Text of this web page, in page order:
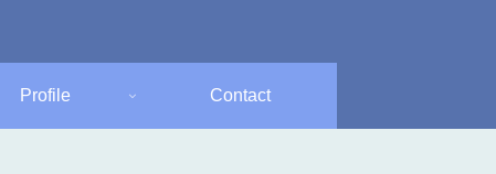
Profile Contact